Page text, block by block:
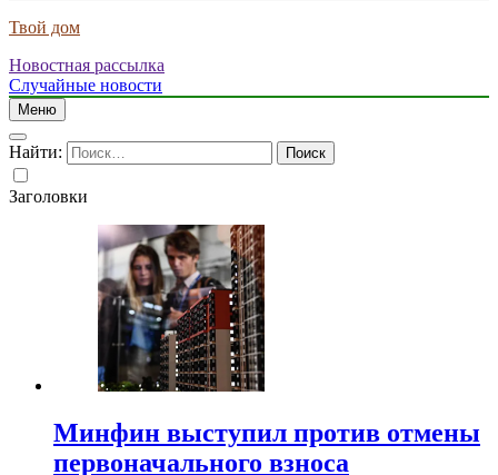
Твой дом
Новостная рассылка
Случайные новости
Меню
Найти:
Заголовки
Минфин выступил против отмены
первоначального взноса